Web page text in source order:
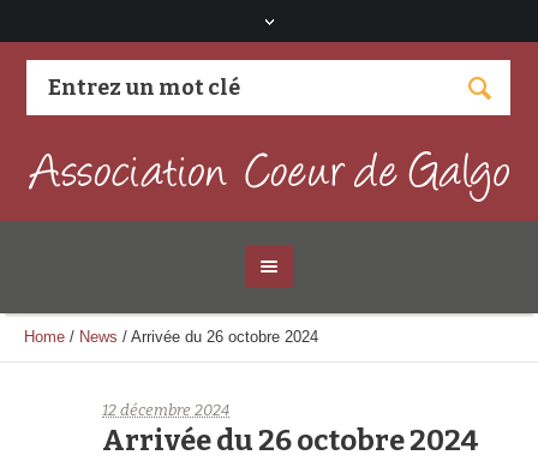
Home / News / Arrivée du 26 octobre 2024
12 décembre 2024
Arrivée du 26 octobre 2024